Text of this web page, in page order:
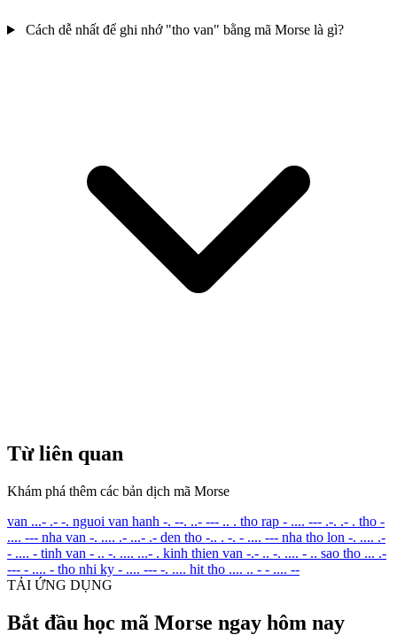
Cách dễ nhất để ghi nhớ "tho van" bằng mã Morse là gì?
Từ liên quan
Khám phá thêm các bản dịch mã Morse
van ...- .- -. nguoi van hanh -. --. ..- --- .. . tho rap - .... --- .-. .- . tho -
.... --- nha van -. .... .- ...- .- den tho -.. . -. - .... --- nha tho lon -. .... .-
- .... - tinh van - .. -. .... ...- . kinh thien van -.- .. -. .... - .. sao tho ... .-
--- - .... - tho nhi ky - .... --- -. .... hit tho .... .. - - .... --
TẢI ỨNG DỤNG
Bắt đầu học mã Morse ngay hôm nay